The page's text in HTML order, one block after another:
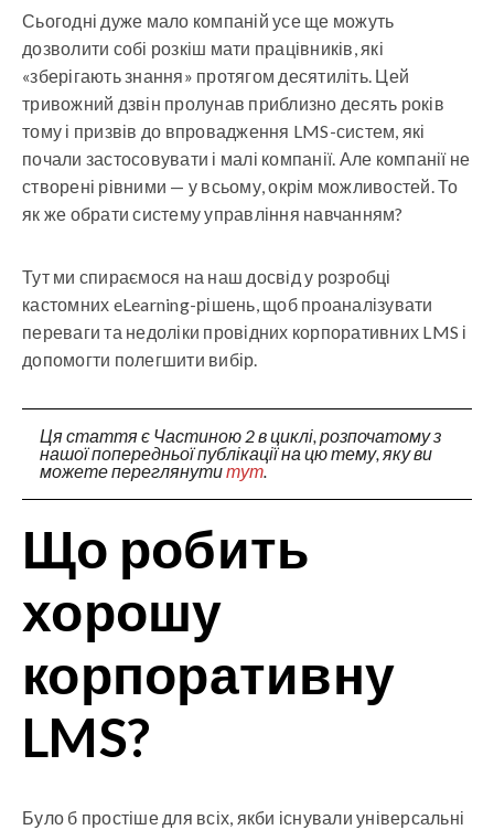
Сьогодні дуже мало компаній усе ще можуть
дозволити собі розкіш мати працівників, які
«зберігають знання» протягом десятиліть. Цей
тривожний дзвін пролунав приблизно десять років
тому і призвів до впровадження LMS-систем, які
почали застосовувати і малі компанії. Але компанії не
створені рівними — у всьому, окрім можливостей. То
як же обрати систему управління навчанням?
Тут ми спираємося на наш досвід у розробці
кастомних eLearning-рішень, щоб проаналізувати
переваги та недоліки провідних корпоративних LMS і
допомогти полегшити вибір.
Ця стаття є Частиною 2 в циклі, розпочатому з
нашої попередньої публікації на цю тему, яку ви
можете переглянутитут.
Що робить
хорошу
корпоративну
LMS?
Було б простіше для всіх, якби існували універсальні